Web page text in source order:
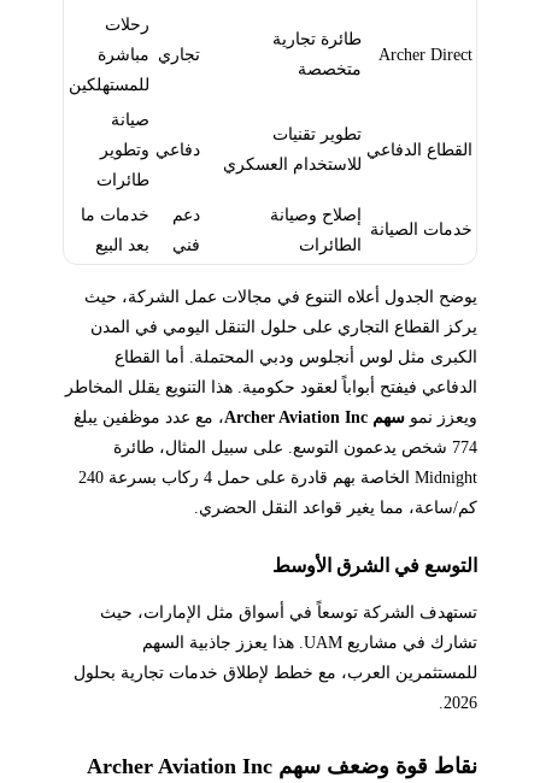
Archer Direct
طائرة تجارية
متخصصة
تجاري
رحلات
مباشرة
للمستهلكين
القطاع الدفاعي
تطوير تقنيات
للاستخدام العسكري
دفاعي
صيانة
وتطوير
طائرات
خدمات الصيانة
إصلاح وصيانة
الطائرات
دعم
فني
خدمات ما
بعد البيع
يوضح الجدول أعلاه التنوع في مجالات عمل الشركة، حيث
يركز القطاع التجاري على حلول التنقل اليومي في المدن
الكبرى مثل لوس أنجلوس ودبي المحتملة. أما القطاع
الدفاعي فيفتح أبواباً لعقود حكومية. هذا التنويع يقلل المخاطر
ويعزز نمو سهم Archer Aviation Inc
، مع عدد موظفين يبلغ
774 شخص يدعمون التوسع. على سبيل المثال، طائرة
Midnight الخاصة بهم قادرة على حمل 4 ركاب بسرعة 240
كم/ساعة، مما يغير قواعد النقل الحضري.
التوسع في الشرق الأوسط
تستهدف الشركة توسعاً في أسواق مثل الإمارات، حيث
تشارك في مشاريع UAM. هذا يعزز جاذبية السهم
للمستثمرين العرب، مع خطط لإطلاق خدمات تجارية بحلول
2026.
نقاط قوة وضعف سهم Archer Aviation Inc